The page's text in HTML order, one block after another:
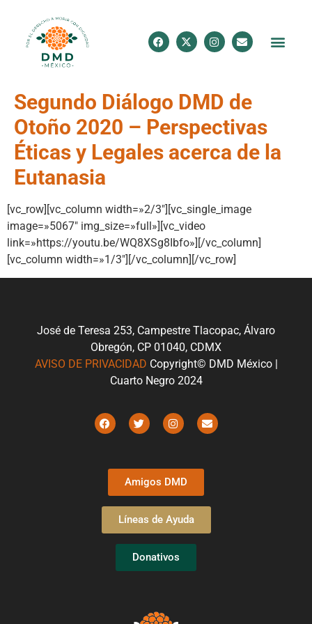
Segundo Diálogo DMD de
Otoño 2020 – Perspectivas
Éticas y Legales acerca de la
Eutanasia
[vc_row][vc_column width=»2/3″][vc_single_image
image=»5067″ img_size=»full»][vc_video
link=»https://youtu.be/WQ8XSg8Ibfo»][/vc_column]
[vc_column width=»1/3″][/vc_column][/vc_row]
José de Teresa 253, Campestre Tlacopac, Álvaro
Obregón, CP 01040, CDMX
AVISO DE PRIVACIDAD Copyright© DMD México |
Cuarto Negro 2024
Amigos DMD
Líneas de Ayuda
Donativos